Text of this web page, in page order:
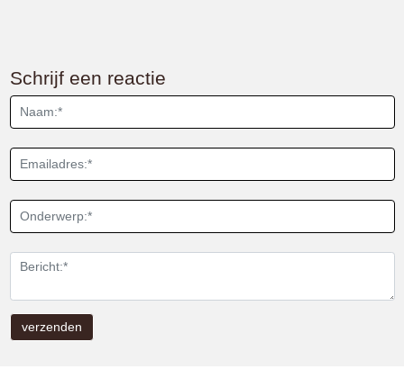
Schrijf een reactie